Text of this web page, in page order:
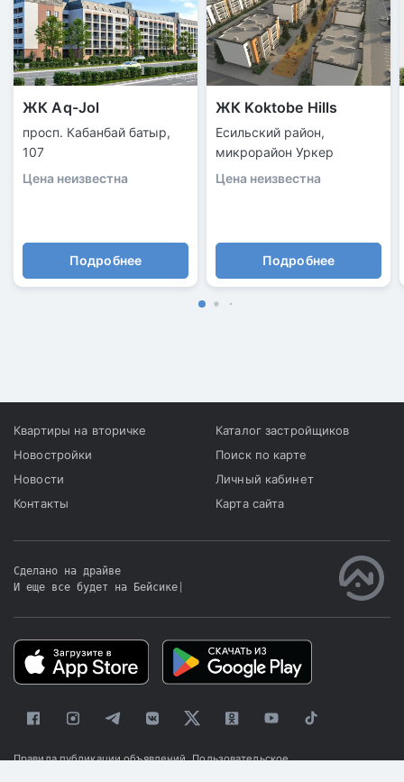
ЖК Aq-Jol
просп. Кабанбай батыр,
107
Цена неизвестна
Подробнее
ЖК Koktobe Hills
Есильский район,
микрорайон Уркер
Цена неизвестна
Подробнее
Квартиры на вторичке
Новостройки
Новости
Контакты
Каталог застройщиков
Поиск по карте
Личный кабинет
Карта сайта
Сделано на драйве
И еще все будет на Бейсике
Правила публикации объявлений Пользовательское